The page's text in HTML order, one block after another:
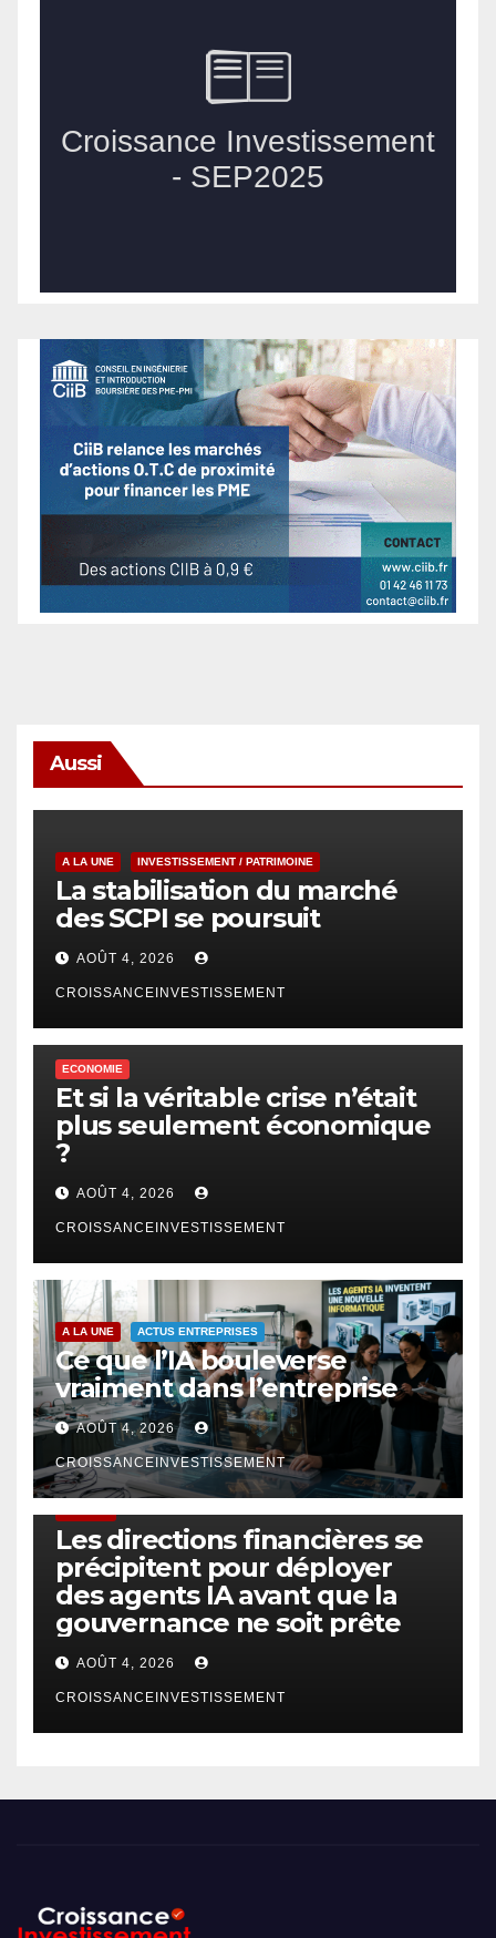
Aussi
A LA UNE INVESTISSEMENT / PATRIMOINE
La stabilisation du marché
des SCPI se poursuit
AOÛT 4, 2026
CROISSANCEINVESTISSEMENT
ECONOMIE
Et si la véritable crise n’était
plus seulement économique
?
AOÛT 4, 2026
CROISSANCEINVESTISSEMENT
A LA UNE ACTUS ENTREPRISES
Ce que l’IA bouleverse
vraiment dans l’entreprise
AOÛT 4, 2026
CROISSANCEINVESTISSEMENT
Les directions financières se
précipitent pour déployer
des agents IA avant que la
gouvernance ne soit prête
AOÛT 4, 2026
CROISSANCEINVESTISSEMENT